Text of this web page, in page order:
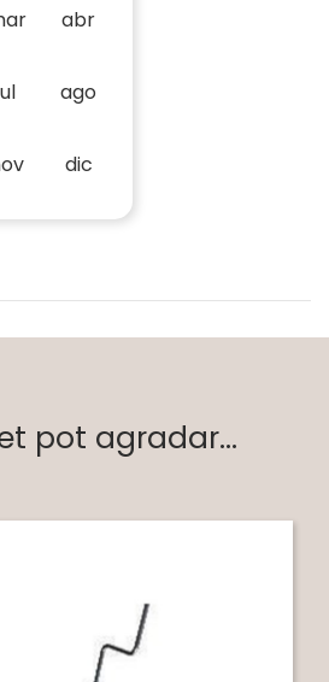
abr
ago
dic
pot agradar...